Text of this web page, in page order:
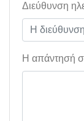
Διεύθυνση
Η απάντησή